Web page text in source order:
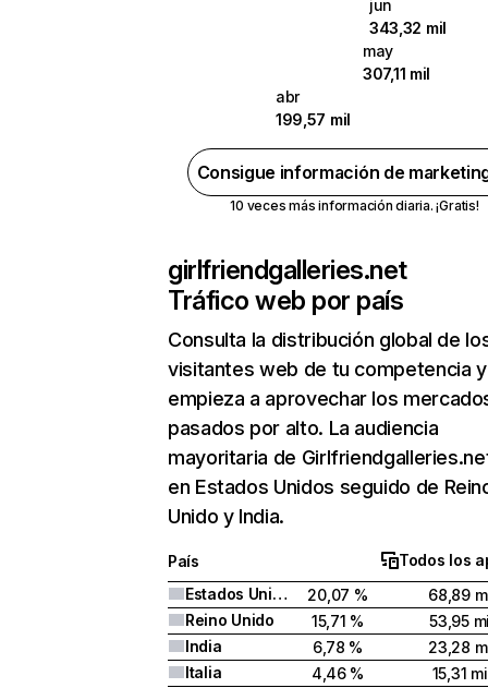
jun
343,32 mil
may
307,11 mil
abr
199,57 mil
Consigue información de
10 veces más información diaria. ¡Gratis!
girlfriendgalleries.net
Tráfico web por país
Consulta la distribución global de
visitantes web de tu competencia y
empieza a aprovechar los
pasados por alto. La audiencia
mayoritaria de
en Estados Unidos seguido de
Unido y India.
País
Todos los
Estados Unidos
20,07 %
68,89
Reino Unido
15,71 %
53,95
India
6,78 %
23,28
Italia
4,46 %
15,31